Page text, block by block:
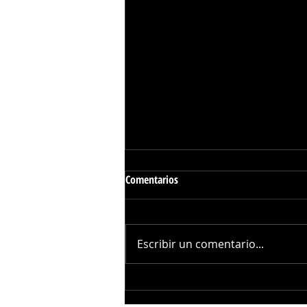
Aseguran Que la Ausencia de
Comentarios
Escribir un comentario...